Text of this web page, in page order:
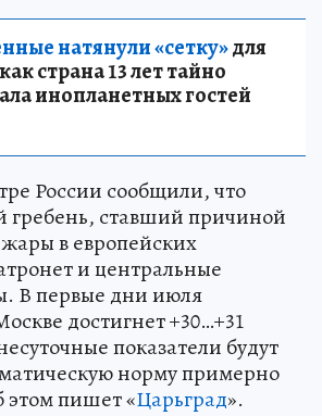
натянули «сетку»для
страна 13 лет тайно
инопланетных гостей
России сообщили, что
гребень, ставший причиной
в европейских
и центральные
В первые дни июля
достигнет +30…+31
показатели будут
норму примерно
этом пишет «Царьград».